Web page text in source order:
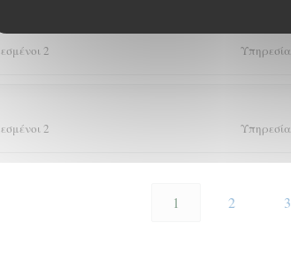
2 Υπηρεσία
2 Υπηρεσία
1 2 3